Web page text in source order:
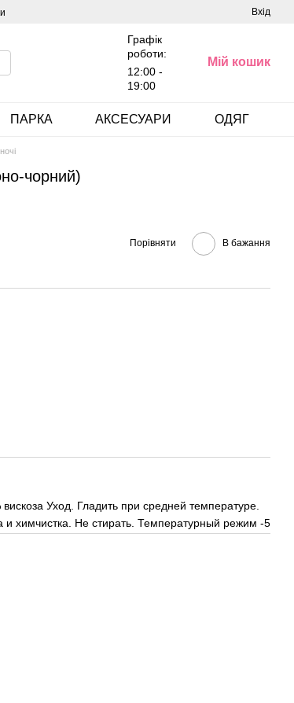
Вхід
Графік
роботи:
12:00 -
19:00
Мій кошик
ПАРКА АКСЕСУАРИ ОДЯГ
чорний)
Порівняти В бажання
Уход. Гладить при средней температуре.
и химчистка. Не стирать. Температурный режим -5